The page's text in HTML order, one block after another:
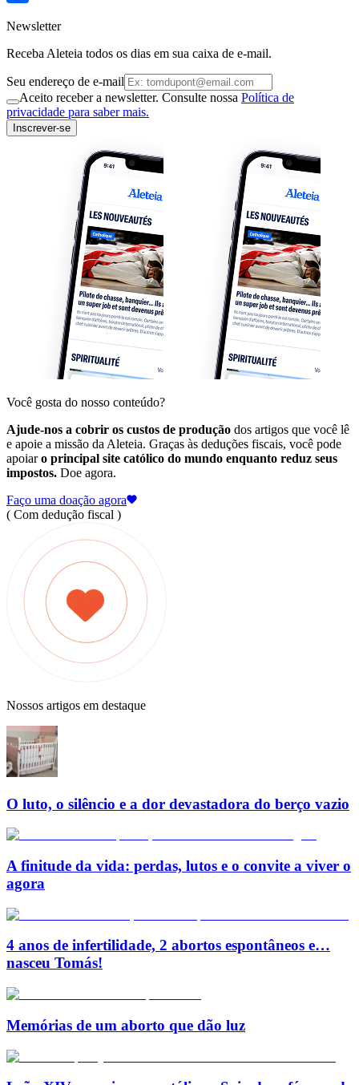
Newsletter
Receba Aleteia todos os dias em sua caixa de e-mail.
Seu endereço de e-mail
Aceito receber a newsletter. Consulte nossa Política de
privacidade para saber mais.
Inscrever-se
Você gosta do nosso conteúdo?
Ajude-nos a cobrir os custos de produção dos artigos que você lê
e apoie a missão da Aleteia. Graças às deduções fiscais, você pode
apoiaro principal site católico do mundo enquanto reduz seus
impostos. Doe agora.
Faço uma doação agora
( Com dedução fiscal )
Nossos artigos em destaque
O luto, o silêncio e a dor devastadora do berço vazio
A finitude da vida: perdas, lutos e o convite a viver o
agora
4 anos de infertilidade, 2 abortos espontâneos e…
nasceu Tomás!
Memórias de um aborto que dão luz